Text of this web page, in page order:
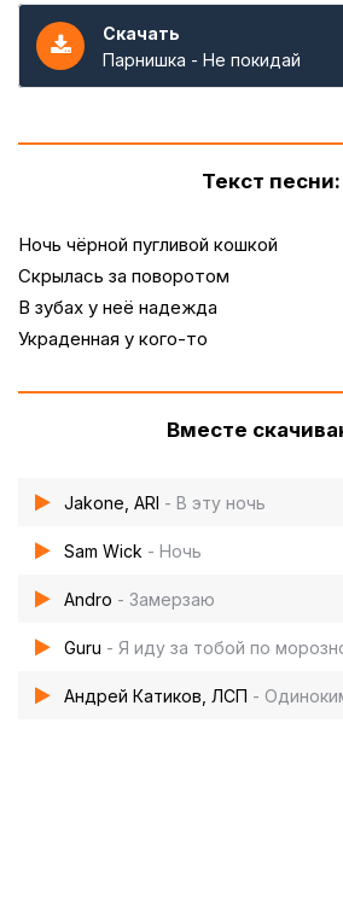
Скачать
Парнишка - Не покидай
Текст песни:
Ночь чёрной пугливой кошкой
Скрылась за поворотом
В зубах у неё надежда
Украденная у кого-то
Вместе
Jakone, ARI - В эту ночь
Sam Wick - Ночь
Andro - Замерзаю
Guru - Я иду за тобой по
Андрей Катиков, ЛСП -